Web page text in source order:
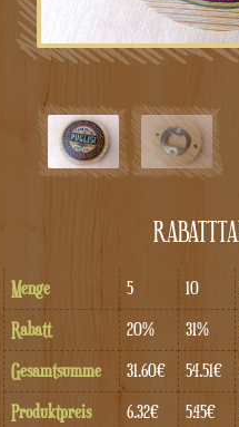
Menge 5 10
Rabatt
20% 31%
Gesamtsumme
31.60€ 54.51€
Produktpreis
6.32€ 5.45€